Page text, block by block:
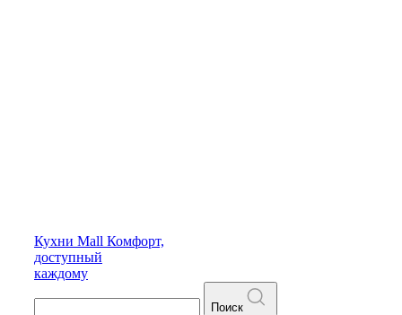
Кухни Mall Комфорт,
доступный
каждому
Поиск